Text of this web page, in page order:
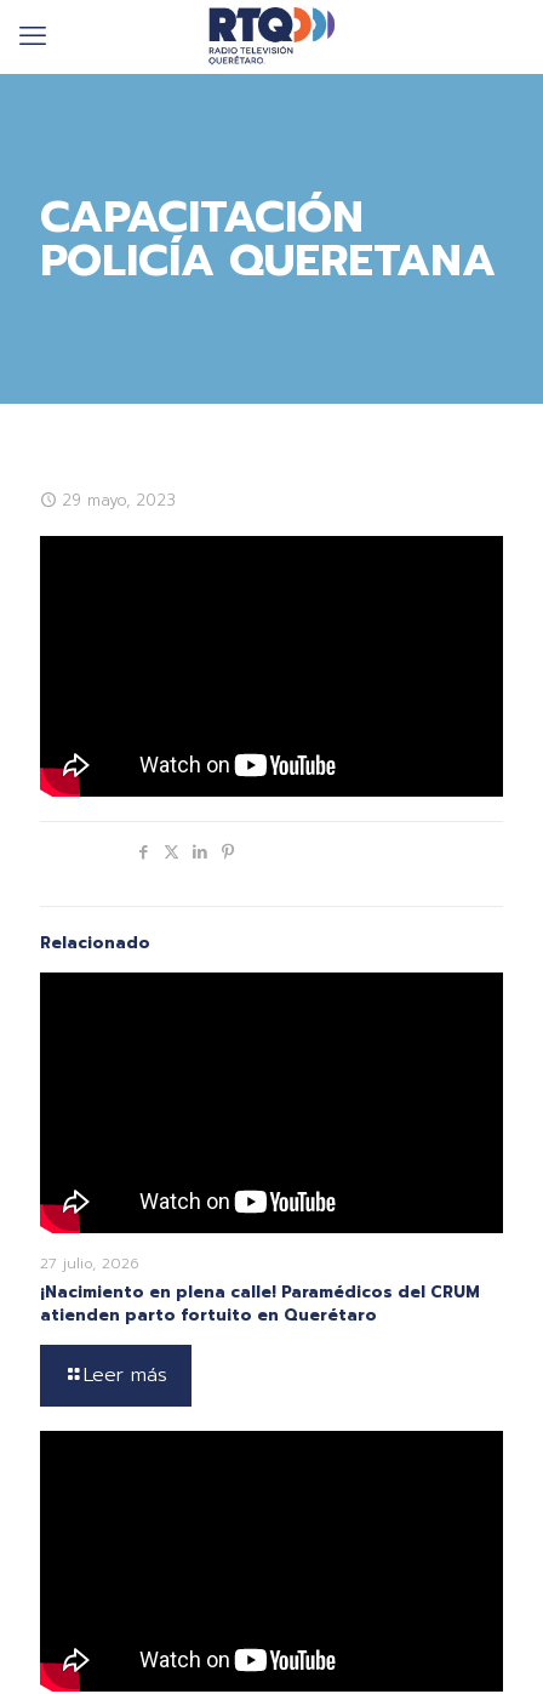
CAPACITACIÓN
POLICÍA QUERETANA
29 mayo, 2023
Relacionado
27 julio, 2026
¡Nacimiento en plena calle! Paramédicos del CRUM
atienden parto fortuito en Querétaro
Leer más